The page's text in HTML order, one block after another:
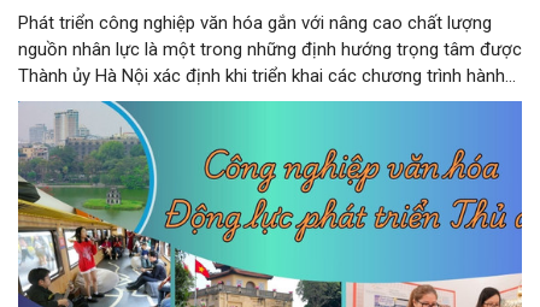
Phát triển công nghiệp văn hóa gắn với nâng cao chất lượng
nguồn nhân lực là một trong những định hướng trọng tâm được
Thành ủy Hà Nội xác định khi triển khai các chương trình hành
động thực hiện các nghị quyết của Bộ Chính trị về giáo dục -
đào tạo, y tế và văn hóa. Theo kết luận của đồng chí Nguyễn
Văn Phong, Phó Bí thư Thành ủy, nhiều nhiệm vụ, giải pháp đồng
bộ đã được đặt ra nhằm phát huy nguồn lực con người, khơi
dậy sức mạnh văn hóa và tạo nền tảng cho sự phát triển bền
vững của Thủ đô.